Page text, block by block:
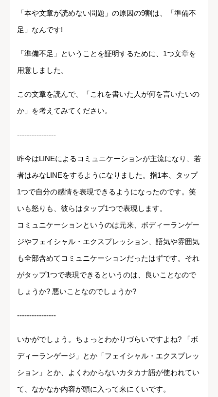
「本や文章が読めない問題」の原因の9割は、「準備不
足」なんです!
「準備不足」ということを証明するために、1つ文章を
用意しました。
この文章を読んで、「これを書いた人が何を言いたいの
か」を考えてみてください。
----------------
昨今はLINEによるコミュニケーションが主流になり、若
者はみなLINEをするようになりました。指1本、タップ
1つで自分の感情を表現できるようになったのです。笑
いも怒りも、彼らはタップ1つで表現します。
コミュニケーションというのは元来、ボディーランゲー
ジやフェイシャル・エクスプレッション、語気や雰囲気
も全部含めてコミュニケーションだったはずです。それ
がタップ1つで表現できるというのは、良いことなので
しょうか? 悪いことなのでしょうか?
----------------
いかがでしょう。ちょっとわかりづらいですよね? 「ボ
ディーランゲージ」とか「フェイシャル・エクスプレッ
ション」とか、よくわからないカタカナ語が使われてい
て、なかなか内容が頭に入って来にくいです。